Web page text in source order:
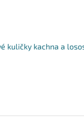
kuličky kachna a